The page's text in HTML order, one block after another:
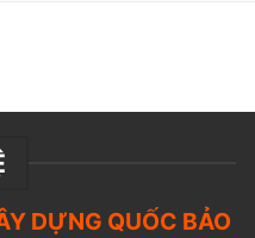
DỰNG QUỐC BẢO